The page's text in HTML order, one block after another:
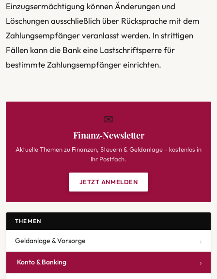
Einzugsermächtigung können Änderungen und
Löschungen ausschließlich über Rücksprache mit dem
Zahlungsempfänger veranlasst werden. In strittigen
Fällen kann die Bank eine Lastschriftsperre für
bestimmte Zahlungsempfänger einrichten.
✉
Finanz‑Newsletter
Aktuelle Themen zu Finanzen, Steuern & Geldanlage – kostenlos in
Ihr Postfach.
JETZT ANMELDEN
THEMEN
Geldanlage & Vorsorge
Konto & Banking